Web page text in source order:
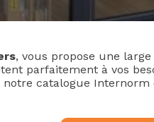
, vous propose une
parfaitement à vos
catalogue